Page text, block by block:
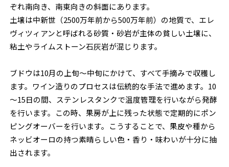
ぞれ南向き、南東向きの斜面にあります。
土壌は中新世（2500万年前から500万年前）の地質で、エレ
ヴィツィアンと呼ばれる砂質・砂岩が主体の貧しい土壌に、
粘土やライムストーン石灰岩が混じります。
ブドウは10月の上旬～中旬にかけて、すべて手摘みで収穫し
ます。ワイン造りのプロセスは伝統的な手法で進めます。10
～15日の間、ステンレスタンクで温度管理を行いながら発酵
を行います。この時、果房が上に残った状態で定期的にポン
ピングオーバーを行います。こうすることで、果皮や種から
ネッビオーロの持つ素晴らしい色・香り・味わいが十分に抽
出されます。